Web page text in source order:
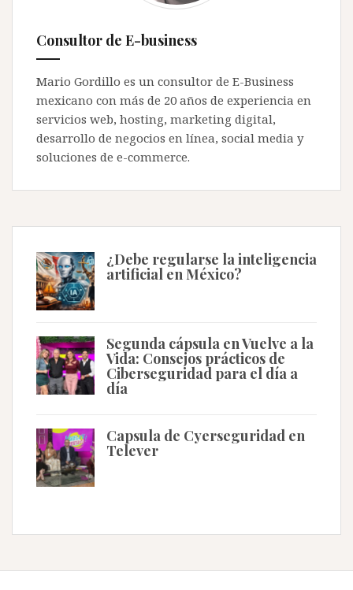
Consultor de E-business
Mario Gordillo es un consultor de E-Business
mexicano con más de 20 años de experiencia en
servicios web, hosting, marketing digital,
desarrollo de negocios en línea, social media y
soluciones de e-commerce.
¿Debe regularse la inteligencia
artificial en México?
Segunda cápsula en Vuelve a la
Vida: Consejos prácticos de
Ciberseguridad para el día a
día
Capsula de Cyerseguridad en
Telever